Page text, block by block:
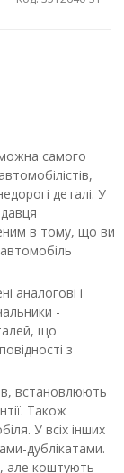
можна самого
деталі. У
в тому, що ви
аналогові і
-
що
з
встановлюють
Також
У всіх інших
дублікатами.
але коштують